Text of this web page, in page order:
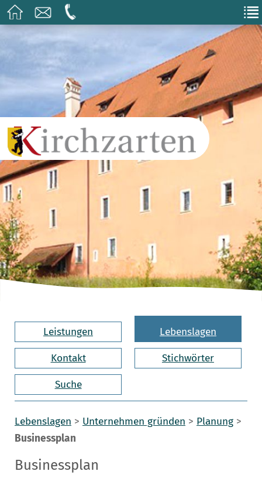
Leistungen Lebenslagen
Kontakt Stichwörter
Suche
Lebenslagen > Unternehmen gründen > Planung >
Businessplan
Businessplan